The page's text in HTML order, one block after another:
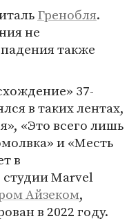
Гренобля.
не
также
37-
в таких лентах,
«Это всего лишь
и «Месть
в
студии Marvel
Айзеком,
в 2022 году.